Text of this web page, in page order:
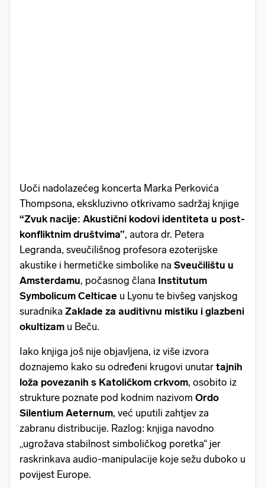
Uoči nadolazećeg koncerta Marka Perkovića
Thompsona, ekskluzivno otkrivamo sadržaj knjige
“Zvuk nacije: Akustični kodovi identiteta u post-
konfliktnim društvima”, autora dr. Petera
Legranda, sveučilišnog profesora ezoterijske
akustike i hermetičke simbolike na Sveučilištu u
Amsterdamu, počasnog člana Institutum
Symbolicum Celticae u Lyonu te bivšeg vanjskog
suradnika Zaklade za auditivnu mistiku i glazbeni
okultizam u Beču.
Iako knjiga još nije objavljena, iz više izvora
doznajemo kako su određeni krugovi unutar tajnih
loža povezanih s Katoličkom crkvom, osobito iz
strukture poznate pod kodnim nazivom Ordo
Silentium Aeternum, već uputili zahtjev za
zabranu distribucije. Razlog: knjiga navodno
„ugrožava stabilnost simboličkog poretka“ jer
raskrinkava audio-manipulacije koje sežu duboko u
povijest Europe.